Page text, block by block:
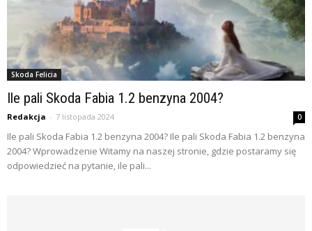
Skoda Felicia
Ile pali Skoda Fabia 1.2 benzyna 2004?
Redakcja - 7 listopada 2024 0
Ile pali Skoda Fabia 1.2 benzyna 2004? Ile pali Skoda Fabia 1.2 benzyna
2004? Wprowadzenie Witamy na naszej stronie, gdzie postaramy się
odpowiedzieć na pytanie, ile pali...